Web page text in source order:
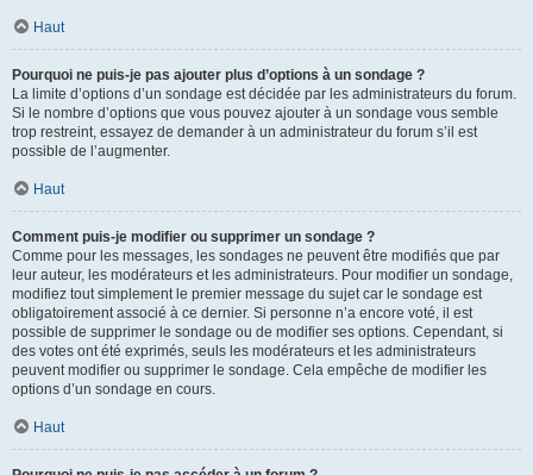
Haut
Pourquoi ne puis-je pas ajouter plus d’options à un sondage ?
La limite d’options d’un sondage est décidée par les administrateurs du forum.
Si le nombre d’options que vous pouvez ajouter à un sondage vous semble
trop restreint, essayez de demander à un administrateur du forum s’il est
possible de l’augmenter.
Haut
Comment puis-je modifier ou supprimer un sondage ?
Comme pour les messages, les sondages ne peuvent être modifiés que par
leur auteur, les modérateurs et les administrateurs. Pour modifier un sondage,
modifiez tout simplement le premier message du sujet car le sondage est
obligatoirement associé à ce dernier. Si personne n’a encore voté, il est
possible de supprimer le sondage ou de modifier ses options. Cependant, si
des votes ont été exprimés, seuls les modérateurs et les administrateurs
peuvent modifier ou supprimer le sondage. Cela empêche de modifier les
options d’un sondage en cours.
Haut